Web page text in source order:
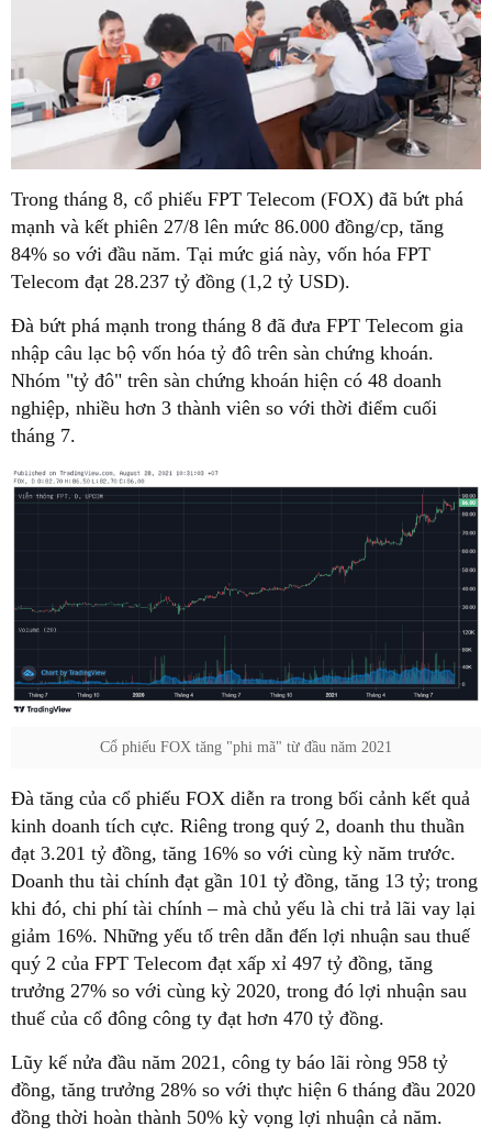
Trong tháng 8, cổ phiếu FPT Telecom (FOX) đã bứt phá
mạnh và kết phiên 27/8 lên mức 86.000 đồng/cp, tăng
84% so với đầu năm. Tại mức giá này, vốn hóa FPT
Telecom đạt 28.237 tỷ đồng (1,2 tỷ USD).
Đà bứt phá mạnh trong tháng 8 đã đưa FPT Telecom gia
nhập câu lạc bộ vốn hóa tỷ đô trên sàn chứng khoán.
Nhóm "tỷ đô" trên sàn chứng khoán hiện có 48 doanh
nghiệp, nhiều hơn 3 thành viên so với thời điểm cuối
tháng 7.
Cổ phiếu FOX tăng "phi mã" từ đầu năm 2021
Đà tăng của cổ phiếu FOX diễn ra trong bối cảnh kết quả
kinh doanh tích cực. Riêng trong quý 2, doanh thu thuần
đạt 3.201 tỷ đồng, tăng 16% so với cùng kỳ năm trước.
Doanh thu tài chính đạt gần 101 tỷ đồng, tăng 13 tỷ; trong
khi đó, chi phí tài chính – mà chủ yếu là chi trả lãi vay lại
giảm 16%. Những yếu tố trên dẫn đến lợi nhuận sau thuế
quý 2 của FPT Telecom đạt xấp xỉ 497 tỷ đồng, tăng
trưởng 27% so với cùng kỳ 2020, trong đó lợi nhuận sau
thuế của cổ đông công ty đạt hơn 470 tỷ đồng.
Lũy kế nửa đầu năm 2021, công ty báo lãi ròng 958 tỷ
đồng, tăng trưởng 28% so với thực hiện 6 tháng đầu 2020
đồng thời hoàn thành 50% kỳ vọng lợi nhuận cả năm.